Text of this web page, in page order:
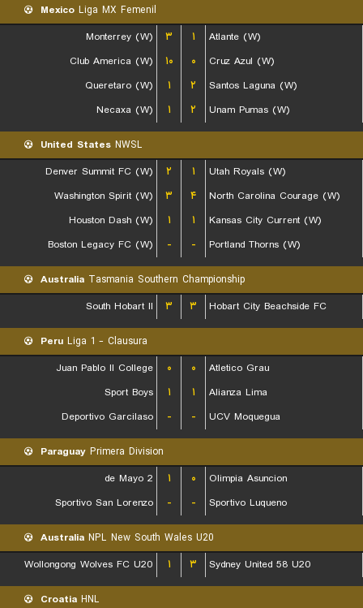
Mexico Liga MX Femenil
Monterrey (W)
۳ ۱
Atlante (W)
Club America (W)
۱۰ ۰
Cruz Azul (W)
Queretaro (W)
۱ ۲
Santos Laguna (W)
Necaxa (W)
۱ ۲ Unam Pumas (W)
United States NWSL
Denver Summit FC (W)
۲ ۱
Utah Royals (W)
Washington Spirit (W)
۳ ۴
North Carolina Courage (W)
Houston Dash (W)
۱ ۱
Kansas City Current (W)
Boston Legacy FC (W)
- - Portland Thorns (W)
Australia Tasmania Southern Championship
South Hobart II
۳ ۳ Hobart City Beachside FC
Peru Liga 1 - Clausura
Juan Pablo II College
۰ ۰
Atletico Grau
Sport Boys
۱ ۱
Alianza Lima
Deportivo Garcilaso
- - UCV Moquegua
Paraguay Primera Division
2 de Mayo
۱ ۰
Olimpia Asuncion
Sportivo San Lorenzo
- - Sportivo Luqueno
Australia NPL New South Wales U20
Wollongong Wolves FC U20
۱ ۳ Sydney United 58 U20
Croatia HNL